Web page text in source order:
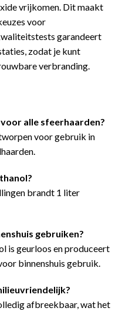
vrijkomen. Dit maakt
voor
garandeert
zodat je kunt
verbranding.
alle sfeerhaarden?
voor gebruik in
brandt 1 liter
gebruiken?
is geurloos en produceert
binnenshuis gebruik.
afbreekbaar, wat het